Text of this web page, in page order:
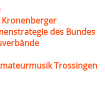
des Bundes
Trossingen